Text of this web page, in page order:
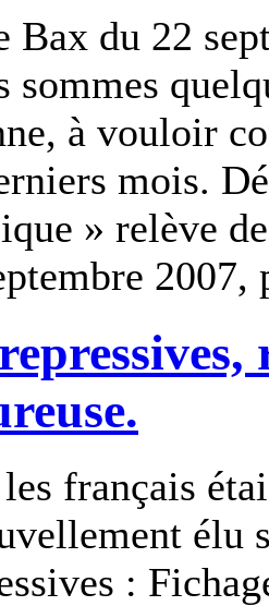
Bax du 22
sommes
à vouloir
mois.
» relève
2007,
français
élu
: